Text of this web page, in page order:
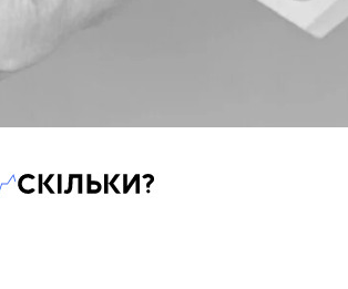
— Медіа про суспільні дані